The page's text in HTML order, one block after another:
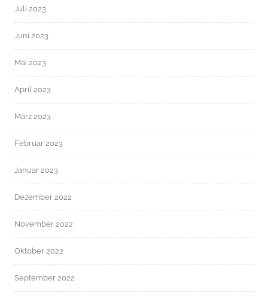
Juli 2023
Juni 2023
Mai 2023
April 2023
März 2023
Februar 2023
Januar 2023
Dezember 2022
November 2022
Oktober 2022
September 2022